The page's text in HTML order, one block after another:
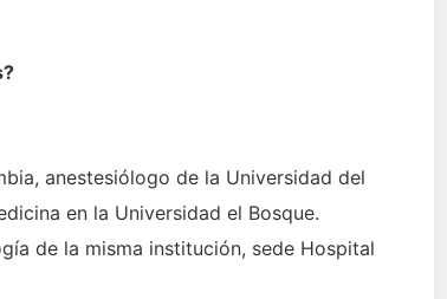
anestesiólogo de la Universidad del
en la Universidad el Bosque.
de la misma institución, sede Hospital